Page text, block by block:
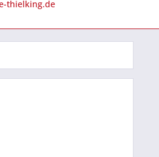
thielking.de